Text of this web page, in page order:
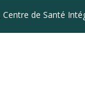
de Santé